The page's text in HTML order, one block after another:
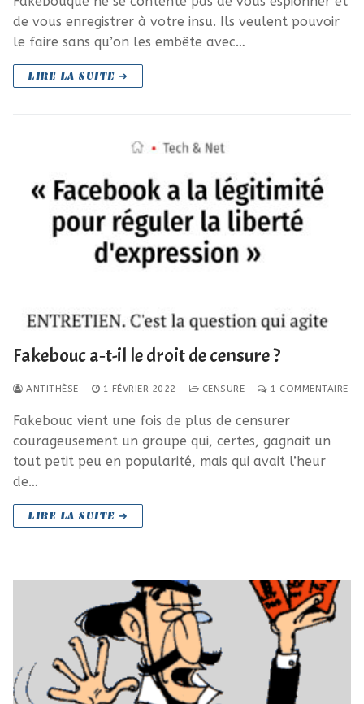
de vous enregistrer à votre insu. Ils veulent pouvoir
le faire sans qu’on les embête avec…
LIRE LA SUITE ➜
Fakebouc a‑t-il le droit de censure ?
ANTITHÈSE 1 FÉVRIER 2022 CENSURE 1 COMMENTAIRE
Fakebouc vient une fois de plus de censurer
courageusement un groupe qui, certes, gagnait un
tout petit peu en popularité, mais qui avait l’heur
de…
LIRE LA SUITE ➜